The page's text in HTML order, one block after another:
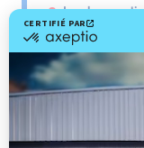
Le plus :
Grâce à ses 3
Pencil vous
épaules, le
lattes, vous
Dès 501,00